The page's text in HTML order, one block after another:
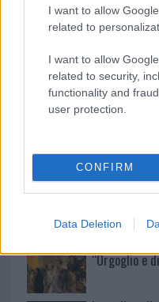
I want to allow
related to
I want to allow
related to security,
functionality and
user protection.
CONFIRM
Data Deletion
Meteo Olbia
Salmo finisce
Jovanotti,
mondo per
“Orgoglio e